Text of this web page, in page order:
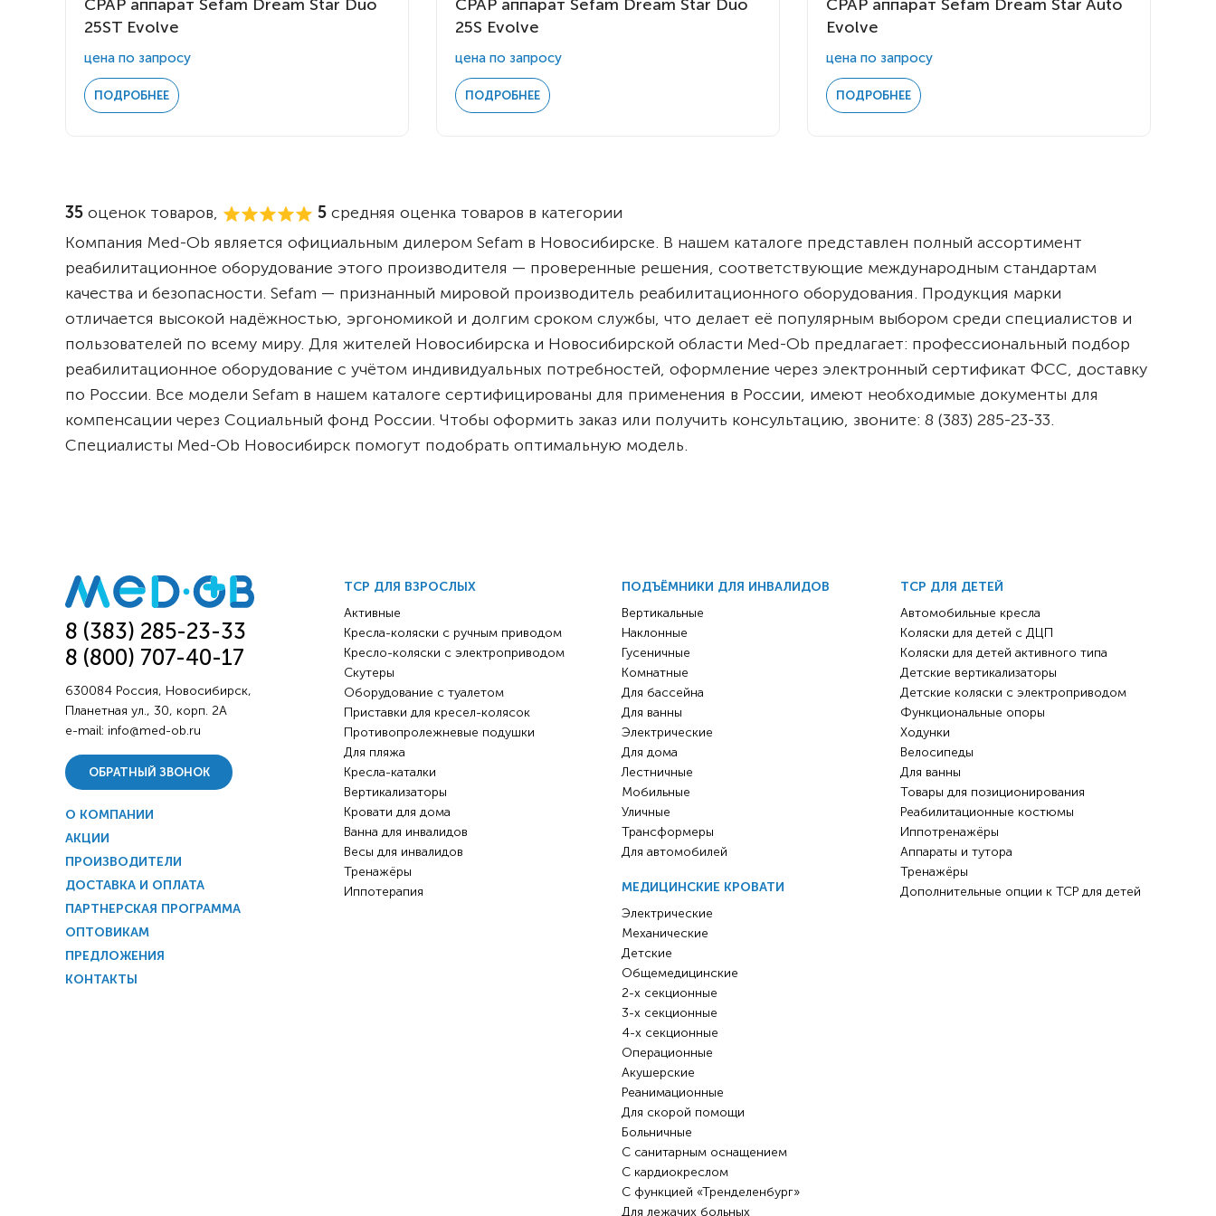
CPAP аппарат Sefam Dream Star Duo
25ST Evolve
цена по запросу
ПОДРОБНЕЕ
CPAP аппарат Sefam Dream Star Duo
25S Evolve
цена по запросу
ПОДРОБНЕЕ
CPAP аппарат Sefam Dream Star Auto
Evolve
цена по запросу
ПОДРОБНЕЕ
35 оценок товаров, 5 средняя оценка товаров в категории
Компания Med-Ob является официальным дилером Sefam в Новосибирске. В нашем каталоге представлен полный ассортимент
реабилитационное оборудование этого производителя — проверенные решения, соответствующие международным стандартам
качества и безопасности. Sefam — признанный мировой производитель реабилитационного оборудования. Продукция марки
отличается высокой надёжностью, эргономикой и долгим сроком службы, что делает её популярным выбором среди специалистов и
пользователей по всему миру. Для жителей Новосибирска и Новосибирской области Med-Ob предлагает: профессиональный подбор
реабилитационное оборудование с учётом индивидуальных потребностей, оформление через электронный сертификат ФСС, доставку
по России. Все модели Sefam в нашем каталоге сертифицированы для применения в России, имеют необходимые документы для
компенсации через Социальный фонд России. Чтобы оформить заказ или получить консультацию, звоните: 8 (383) 285-23-33.
Специалисты Med-Ob Новосибирск помогут подобрать оптимальную модель.
8 (383) 285-23-33
8 (800) 707-40-17
630084 Россия, Новосибирск,
Планетная ул., 30, корп. 2А
e-mail: info@med-ob.ru
ОБРАТНЫЙ ЗВОНОК
О КОМПАНИИ
АКЦИИ
ПРОИЗВОДИТЕЛИ
ДОСТАВКА И ОПЛАТА
ПАРТНЕРСКАЯ ПРОГРАММА
ОПТОВИКАМ
ПРЕДЛОЖЕНИЯ
КОНТАКТЫ
ТСР ДЛЯ ВЗРОСЛЫХ
Активные
Кресла-коляски с ручным приводом
Кресло-коляски с электроприводом
Скутеры
Оборудование с туалетом
Приставки для кресел-колясок
Противопролежневые подушки
Для пляжа
Кресла-каталки
Вертикализаторы
Кровати для дома
Ванна для инвалидов
Весы для инвалидов
Тренажёры
Иппотерапия
ПОДЪЁМНИКИ ДЛЯ ИНВАЛИДОВ
Вертикальные
Наклонные
Гусеничные
Комнатные
Для бассейна
Для ванны
Электрические
Для дома
Лестничные
Мобильные
Уличные
Трансформеры
Для автомобилей
МЕДИЦИНСКИЕ КРОВАТИ
Электрические
Механические
Детские
Общемедицинские
2-х секционные
3-х секционные
4-х секционные
Операционные
Акушерские
Реанимационные
Для скорой помощи
Больничные
С санитарным оснащением
С кардиокреслом
С функцией «Тренделенбург»
Для лежачих больных
ТСР ДЛЯ ДЕТЕЙ
Автомобильные кресла
Коляски для детей с ДЦП
Коляски для детей активного типа
Детские вертикализаторы
Детские коляски с электроприводом
Функциональные опоры
Ходунки
Велосипеды
Для ванны
Товары для позиционирования
Реабилитационные костюмы
Иппотренажёры
Аппараты и тутора
Тренажёры
Дополнительные опции к ТСР для детей